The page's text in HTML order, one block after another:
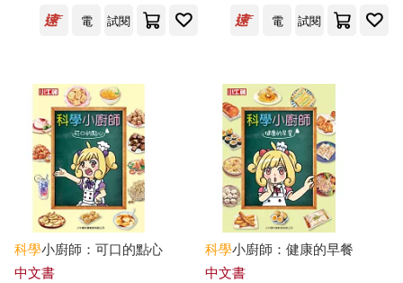
電
試閱
電
試閱
科學小廚師：可口的點心
中文書
科學小廚師：健康的早餐
中文書